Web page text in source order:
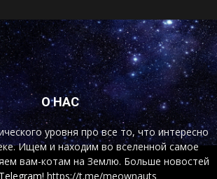
О НАС
уровня про все то, что интересно
Ищем и находим во вселенной самое
вам-котам на Землю. Больше новостей
https://t.me/meownauts